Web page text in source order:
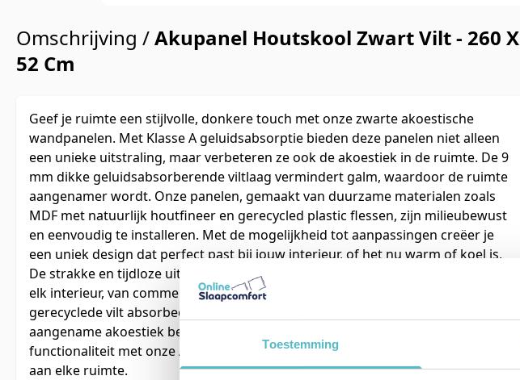
Toestemming
Omschrijving /Akupanel Houtskool Zwart Vilt - 260 X
52 Cm
Geef je ruimte een stijlvolle, donkere touch met onze zwarte akoestische
wandpanelen. Met Klasse A geluidsabsorptie bieden deze panelen niet alleen
een unieke uitstraling, maar verbeteren ze ook de akoestiek in de ruimte. De 9
mm dikke geluidsabsorberende viltlaag vermindert galm, waardoor de ruimte
aangenamer wordt. Onze panelen, gemaakt van duurzame materialen zoals
MDF met natuurlijk houtfineer en gerecycled plastic flessen, zijn milieubewust
en eenvoudig te installeren. Met de mogelijkheid tot aanpassingen creëer je
een uniek design dat perfect past bij jouw interieur, of het nu warm of koel is.
De strakke en tijdloze uitstraling van de zwarte Akupanel wandpanelen past in
elk interieur, van commerciële ruimtes tot horecagelegenheden. Het
gerecyclede vilt absorbeert geluid effectief, waardoor de ruimte een
aangename akoestiek behoudt. Ontdek de perfecte combinatie van stijl en
functionaliteit met onze Akupanel wandpanelen – een prachtige toevoeging
aan elke ruimte.